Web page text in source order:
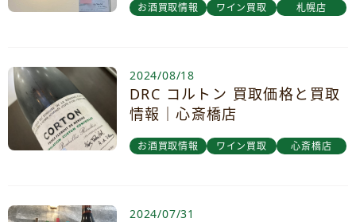
お酒買取情報 ワイン買取 札幌店
2024/08/18
DRC コルトン 買取価格と買取
情報｜心斎橋店
お酒買取情報 ワイン買取 心斎橋店
2024/07/31